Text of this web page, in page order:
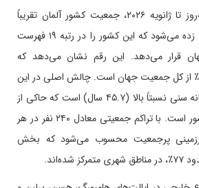
با استناد به داده‌های به‌روز تا ژانویه ۲۰۲۶، جمعیت کشور آلمان تقریباً
۸۳.۸ میلیون نفر تخمین زده می‌شود که این کشور را در رتبه ۱۹ فهرست
قرار می‌دهد. این رقم نشان می‌دهد که
جمعیت آلمان معادل ۱.۰۱٪ از کل جمعیت جهان است. چالش اصلی در این
ساختار جمعیتی، نرخ میانه سنی نسبتاً بالا (۴۵.۷ سال) است که حاکی از
پیری جمعیت در این کشور است. با تراکم جمعیتی معادل ۲۴۰ نفر در هر
سرزمینی پرجمعیت محسوب می‌شود که بخش